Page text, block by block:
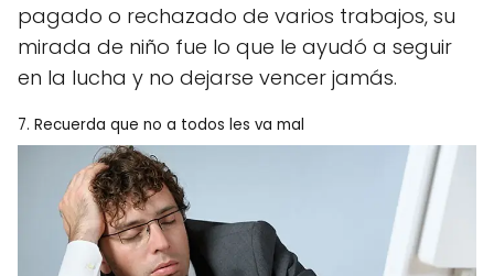
pagado o rechazado de varios trabajos, su
mirada de niño fue lo que le ayudó a seguir
en la lucha y no dejarse vencer jamás.
7. Recuerda que no a todos les va mal